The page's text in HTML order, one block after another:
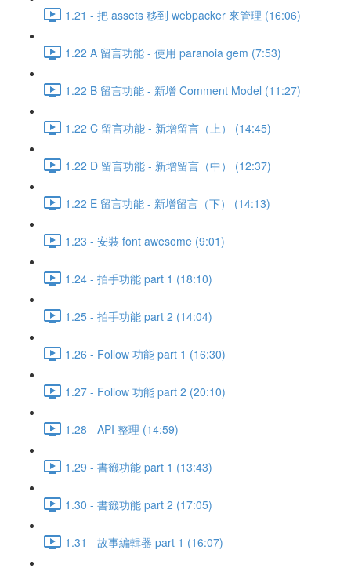
1.21 - 把 assets 移到 webpacker 來管理 (16:06)
1.22 A 留言功能 - 使用 paranoia gem (7:53)
1.22 B 留言功能 - 新增 Comment Model (11:27)
1.22 C 留言功能 - 新增留言（上） (14:45)
1.22 D 留言功能 - 新增留言（中） (12:37)
1.22 E 留言功能 - 新增留言（下） (14:13)
1.23 - 安裝 font awesome (9:01)
1.24 - 拍手功能 part 1 (18:10)
1.25 - 拍手功能 part 2 (14:04)
1.26 - Follow 功能 part 1 (16:30)
1.27 - Follow 功能 part 2 (20:10)
1.28 - API 整理 (14:59)
1.29 - 書籤功能 part 1 (13:43)
1.30 - 書籤功能 part 2 (17:05)
1.31 - 故事編輯器 part 1 (16:07)